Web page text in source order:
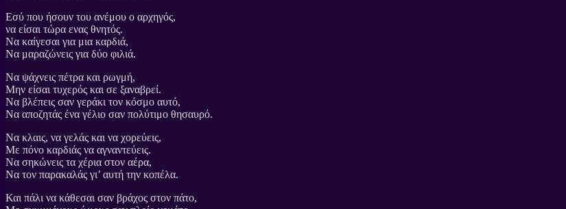
Εσύ που ήσουν του ανέμου ο αρχηγός,
να είσαι τώρα ενας θνητός.
Να καίγεσαι για μια καρδιά,
Να μαραζώνεις για δύο φιλιά.
Να ψάχνεις πέτρα και ρωγμή,
Μην είσαι τυχερός και σε ξαναβρεί.
Να βλέπεις σαν γεράκι τον κόσμο αυτό,
Να αποζητάς ένα γέλιο σαν πολύτιμο θησαυρό.
Να κλαις, να γελάς και να χορεύεις,
Με πόνο καρδιάς να αγναντεύεις.
Να σηκώνεις τα χέρια στον αέρα,
Να τον παρακαλάς γι’ αυτή την κοπέλα.
Και πάλι να κάθεσαι σαν βράχος στον πάτο,